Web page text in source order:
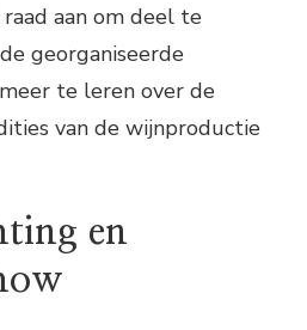
aan om deel te
georganiseerde
te leren over de
van de wijnproductie
en